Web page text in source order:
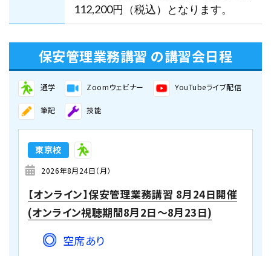
112,200円（税込）となります。
保安管理業務講習 の講習会日程
通学 Zoomウェビナー YouTubeライブ配信
筆記 技能
東京校
2026年8月24日（月）
【オンライン】保安管理業務講習 8月24日開催
(オンライン視聴期間8月2日～8月23日)
空席あり